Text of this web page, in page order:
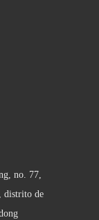
no. 77,
distrito de